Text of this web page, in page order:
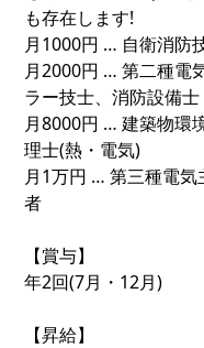
も存在します!
月1000円 … 自衛消防
月2000円 … 第二種電
ラー技士、消防設備士
月8000円 … 建築物環
理士(熱・電気)
月1万円 … 第三種電
者
【賞与】
年2回(7月・12月)
【昇給】